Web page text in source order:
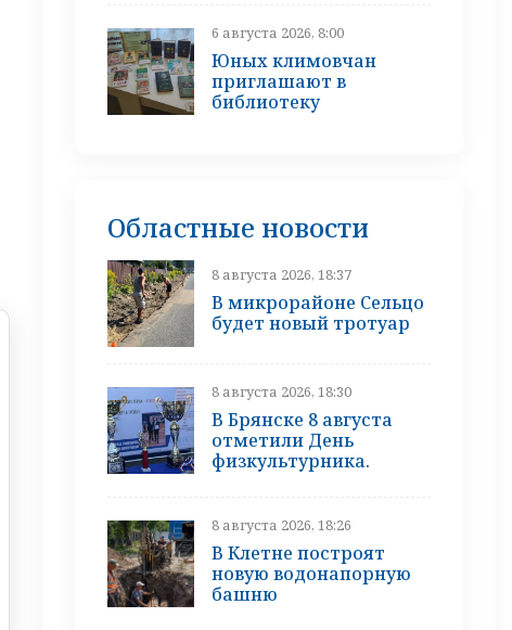
6 августа 2026, 8:00
Юных климовчан
приглашают в
библиотеку
Областные новости
8 августа 2026, 18:37
В микрорайоне Сельцо
будет новый тротуар
8 августа 2026, 18:30
В Брянске 8 августа
отметили День
физкультурника.
8 августа 2026, 18:26
В Клетне построят
новую водонапорную
башню